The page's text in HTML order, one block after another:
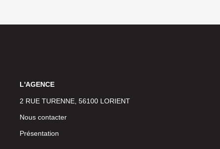
L'AGENCE
2 RUE TURENNE, 56100 LORIENT
Nous contacter
Présentation